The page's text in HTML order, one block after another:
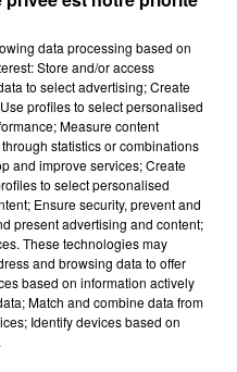
le spectacle « Le Rêve
romain les 6,
data processing based on
Store and/or access
to select advertising; Create
profiles to select personalised
Measure content
statistics or combinations
and improve services; Create
to select personalised
Ensure security, prevent and
present advertising and content;
These technologies may
and browsing data to offer
based on information actively
Match and combine data from
Identify devices based on